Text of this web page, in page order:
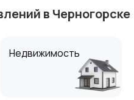
в Черногорске
Недвижимость